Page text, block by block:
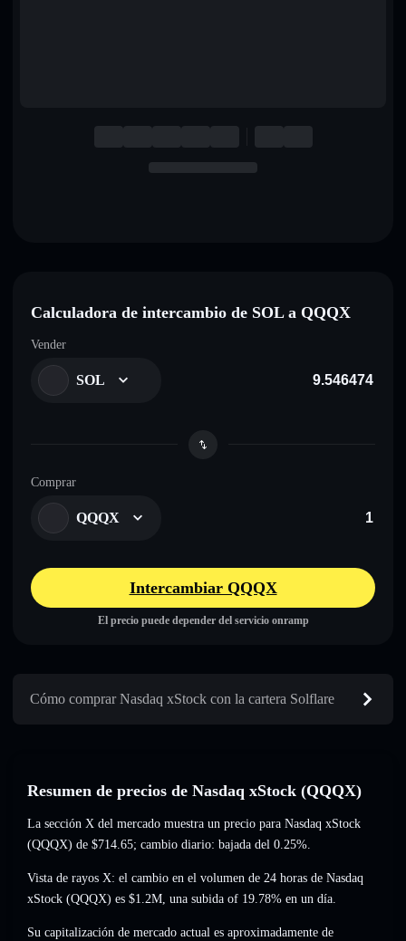
Calculadora de intercambio de SOL a QQQX
Vender
SOL
Comprar
QQQX
Intercambiar QQQX
El precio puede depender del servicio onramp
Cómo comprar Nasdaq xStock con la cartera Solflare
Resumen de precios de Nasdaq xStock (QQQX)
La sección X del mercado muestra un precio para Nasdaq xStock
(QQQX) de $714.65; cambio diario: bajada del 0.25%.
Vista de rayos X: el cambio en el volumen de 24 horas de Nasdaq
xStock (QQQX) es $1.2M, una subida of 19.78% en un día.
Su capitalización de mercado actual es aproximadamente de